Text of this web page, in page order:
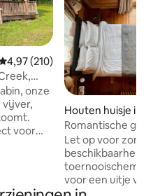
beoordeling van
4,97 (210)
onze
vijver,
voor
Houten huisje in
Romantische
op de wetlands
Let op voor
beschikbaarheid
toernooischema - niet
voor een uitje
schrijfretraite of